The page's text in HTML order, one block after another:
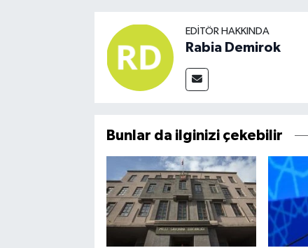
EDITÖR HAKKINDA
Rabia Demirok
Bunlar da ilginizi çekebilir